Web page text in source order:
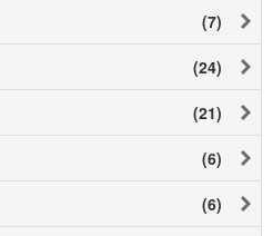
(7)
(24)
(21)
(6)
(6)